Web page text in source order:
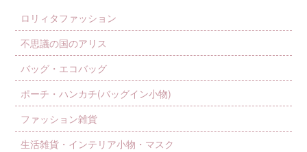
ロリィタファッション
不思議の国のアリス
バッグ・エコバッグ
ポーチ・ハンカチ(バッグイン小物)
ファッション雑貨
生活雑貨・インテリア小物・マスク